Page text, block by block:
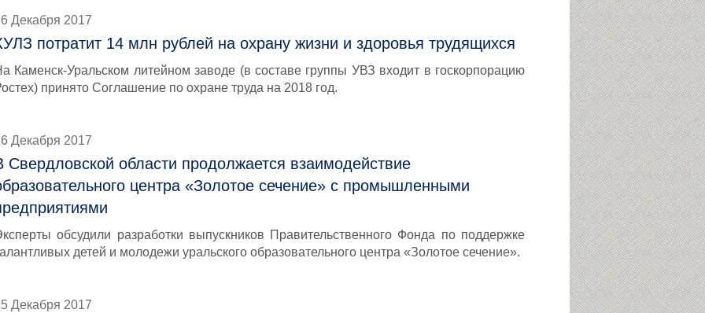
Декабря 2017
потратит 14 млн рублей на охрану жизни и здоровья трудящихся
Каменск-Уральском литейном заводе (в составе группы УВЗ входит в госкорпорацию
принято Соглашение по охране труда на 2018 год.
Декабря 2017
Свердловской области продолжается взаимодействие
центра «Золотое сечение» с промышленными
обсудили разработки выпускников Правительственного Фонда по поддержке
детей и молодежи уральского образовательного центра «Золотое сечение».
Декабря 2017